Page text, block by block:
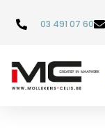
03 491 07 60